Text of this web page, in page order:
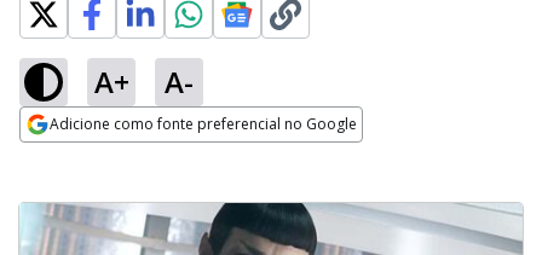
A+ A-
Adicione como fonte preferencial no Google